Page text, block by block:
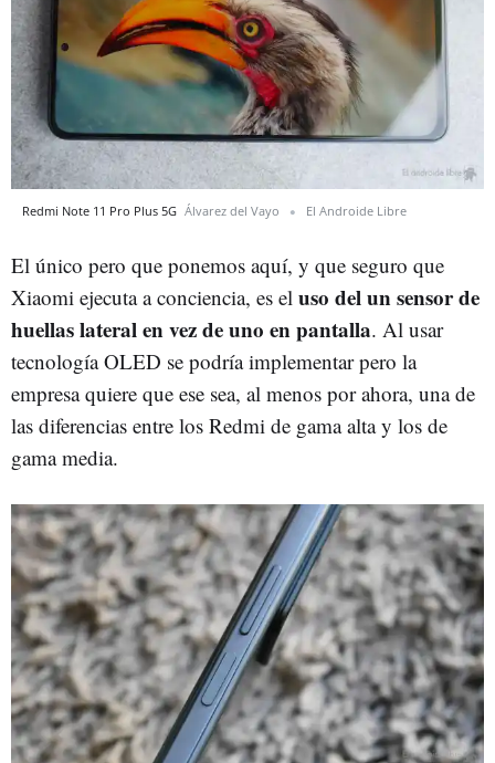
Redmi Note 11 Pro Plus 5G Álvarez del Vayo El Androide Libre
El único pero que ponemos aquí, y que seguro que
Xiaomi ejecuta a conciencia, es el uso del un sensor de
huellas lateral en vez de uno en pantalla. Al usar
tecnología OLED se podría implementar pero la
empresa quiere que ese sea, al menos por ahora, una de
las diferencias entre los Redmi de gama alta y los de
gama media.